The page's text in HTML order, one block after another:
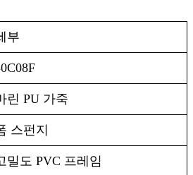
부
린 PU 가죽
스펀지
밀도 PVC 프레임